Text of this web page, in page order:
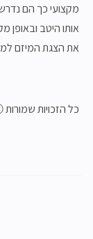
מקצועי כך הם
אותו היטב ובאופן
את הצגת המיזם
כל הזכויות שמורות Ⓒ המרכז לתכנון עסקי